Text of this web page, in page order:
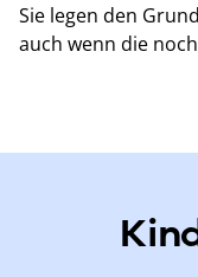
Sie legen den
auch wenn die